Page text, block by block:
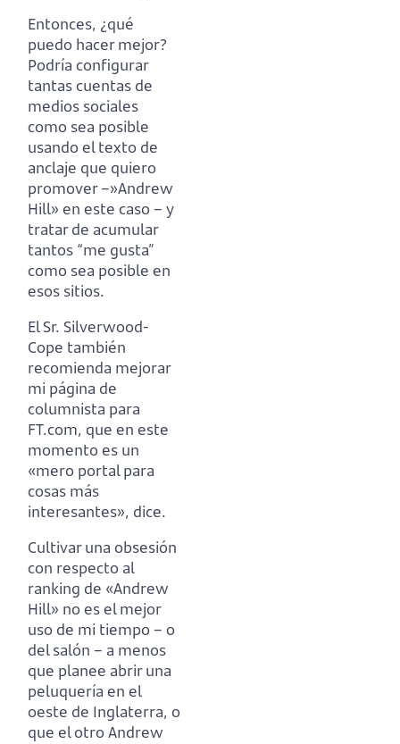
Entonces, ¿qué
puedo hacer mejor?
Podría configurar
tantas cuentas de
medios sociales
como sea posible
usando el texto de
anclaje que quiero
promover –»Andrew
Hill» en este caso – y
tratar de acumular
tantos “me gusta”
como sea posible en
esos sitios.
El Sr. Silverwood-
Cope también
recomienda mejorar
mi página de
columnista para
FT.com, que en este
momento es un
«mero portal para
cosas más
interesantes», dice.
Cultivar una obsesión
con respecto al
ranking de «Andrew
Hill» no es el mejor
uso de mi tiempo – o
del salón – a menos
que planee abrir una
peluquería en el
oeste de Inglaterra, o
que el otro Andrew